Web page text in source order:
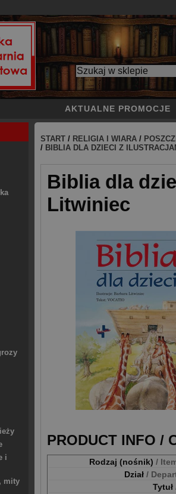
AKTUALNE PROMOCJE
i
mity
START / RELIGIA I WIARA /
/ BIBLIA DLA DZIECI Z
Biblia dla
Litwiniec
PRODUCT INFO /
Rodzaj (nośnik) /
Dział /
Tytuł